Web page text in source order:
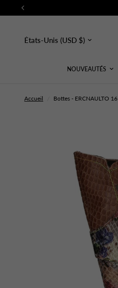
Mettre
à
NOUVEAUTÉS
Accueil Bottes - ERCNAULTO 16